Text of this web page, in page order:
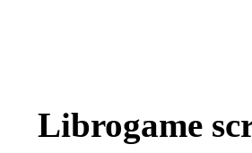
Librogame